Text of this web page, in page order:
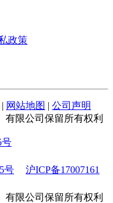
政策
| 网站地图 | 公司声明
有限公司保留所有权利
号
号
沪ICP备17007161
有限公司保留所有权利